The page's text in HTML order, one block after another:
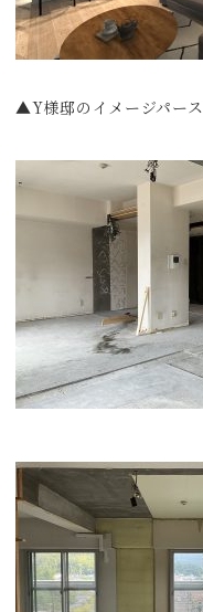
▲Y様邸のイメージパース